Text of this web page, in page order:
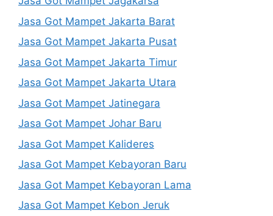
Jasa Got Mampet Jakarta Barat
Jasa Got Mampet Jakarta Pusat
Jasa Got Mampet Jakarta Timur
Jasa Got Mampet Jakarta Utara
Jasa Got Mampet Jatinegara
Jasa Got Mampet Johar Baru
Jasa Got Mampet Kalideres
Jasa Got Mampet Kebayoran Baru
Jasa Got Mampet Kebayoran Lama
Jasa Got Mampet Kebon Jeruk